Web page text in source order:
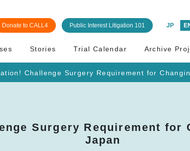
Donate to CALL4 Public Interest Litigation 101 JP
Stories Trial Calendar Archive
Challenge Surgery Requirement for
Surgery Requirement for
Japan